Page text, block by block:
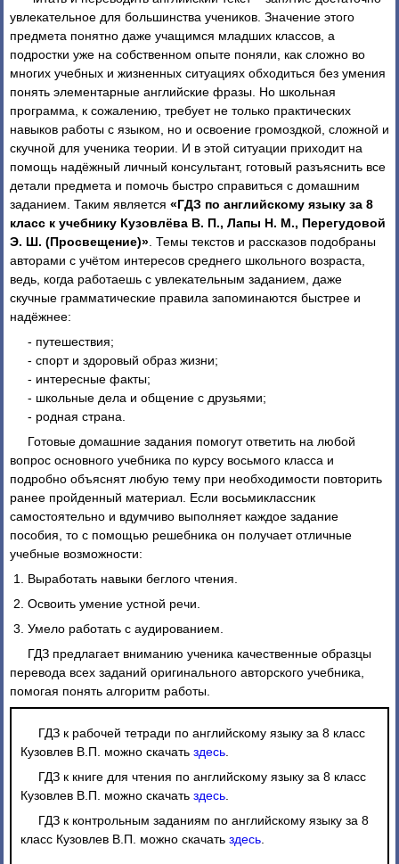
увлекательное для большинства учеников. Значение этого
предмета понятно даже учащимся младших классов, а
подростки уже на собственном опыте поняли, как сложно во
многих учебных и жизненных ситуациях обходиться без умения
понять элементарные английские фразы. Но школьная
программа, к сожалению, требует не только практических
навыков работы с языком, но и освоение громоздкой, сложной и
скучной для ученика теории. И в этой ситуации приходит на
помощь надёжный личный консультант, готовый разъяснить все
детали предмета и помочь быстро справиться с домашним
заданием. Таким является «ГДЗ по английскому языку за 8
класс к учебнику Кузовлёва В. П., Лапы Н. М., Перегудовой
Э. Ш. (Просвещение)» . Темы текстов и рассказов подобраны
авторами с учётом интересов среднего школьного возраста,
ведь, когда работаешь с увлекательным заданием, даже
скучные грамматические правила запоминаются быстрее и
надёжнее:
- путешествия;
- спорт и здоровый образ жизни;
- интересные факты;
- школьные дела и общение с друзьями;
- родная страна.
Готовые домашние задания помогут ответить на любой
вопрос основного учебника по курсу восьмого класса и
подробно объяснят любую тему при необходимости повторить
ранее пройденный материал. Если восьмиклассник
самостоятельно и вдумчиво выполняет каждое задание
пособия, то с помощью решебника он получает отличные
учебные возможности:
Выработать навыки беглого чтения.
Освоить умение устной речи.
Умело работать с аудированием.
ГДЗ предлагает вниманию ученика качественные образцы
перевода всех заданий оригинального авторского учебника,
помогая понять алгоритм работы.
ГДЗ к рабочей тетради по английскому языку за 8 класс
Кузовлев В.П. можно скачать здесь
ГДЗ к книге для чтения по английскому языку за 8 класс
Кузовлев В.П. можно скачать здесь
ГДЗ к контрольным заданиям по английскому языку за 8
класс Кузовлев В.П. можно скачать здесь